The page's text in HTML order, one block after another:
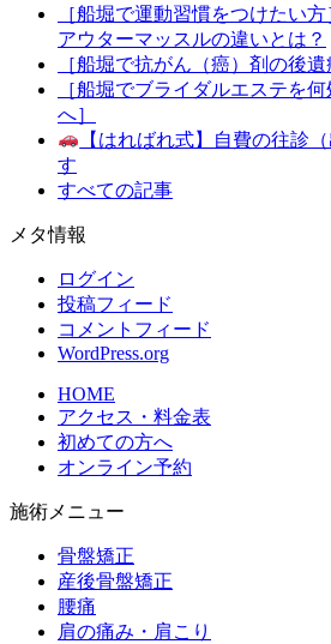
［船堀で運動習慣をつけたい
アウターマッスルの違いとは？
［船堀で抗がん（癌）剤の後遺
［船堀でブライダルエステを
へ］
【はればれ式】自費の往診
す
すべての記事
メタ情報
ログイン
投稿フィード
コメントフィード
WordPress.org
HOME
アクセス・料金表
初めての方へ
オンライン予約
施術メニュー
骨盤矯正
産後骨盤矯正
腰痛
肩の痛み・肩こり